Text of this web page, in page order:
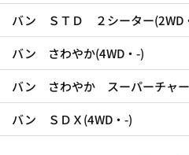
バン ＳＴＤ ２シーター(2WD
バン さわやか(4WD・-)
バン さわやか スーパーチャー
バン ＳＤＸ(4WD・-)